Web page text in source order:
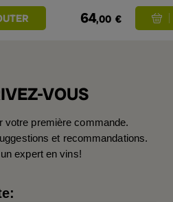
64,00 €
VOUS
votre première commande.
et recommandations.
expert en vins!